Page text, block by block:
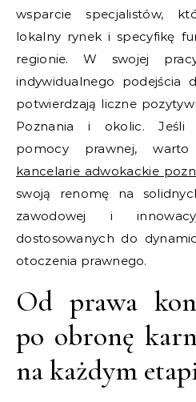
wsparcie specjalistów,
lokalny rynek i specyfikę
regionie. W swojej
indywidualnego podejścia
potwierdzają liczne
Poznania i okolic. Jeśli
pomocy prawnej,
kancelarie adwokackie
swoją renomę na
zawodowej i
dostosowanych do
otoczenia prawnego.
Od prawa
po obronę
na każdym